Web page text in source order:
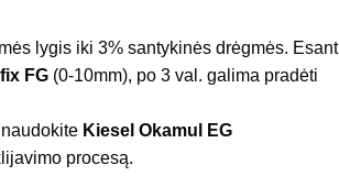
lygis iki 3% santykinės drėgmės. Esant
FG (0-10mm), po 3 val. galima pradėti
Kiesel Okamul EG
procesą.